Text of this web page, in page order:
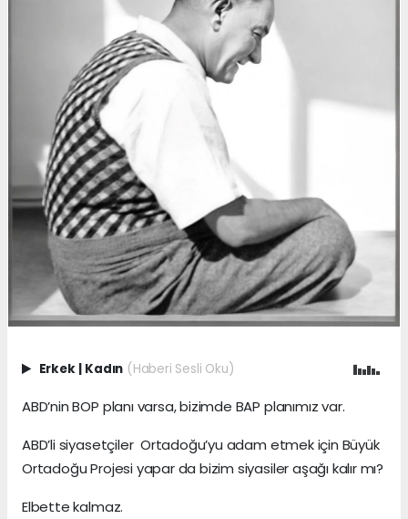
Erkek | Kadın (Haberi Sesli Oku)
ABD’nin BOP planı varsa, bizimde BAP planımız var.
ABD’li siyasetçiler Ortadoğu’yu adam etmek için Büyük
Ortadoğu Projesi yapar da bizim siyasiler aşağı kalır mı?
Elbette kalmaz.